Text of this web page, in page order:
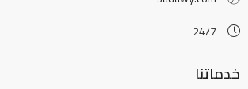
24/7
خدماتنا